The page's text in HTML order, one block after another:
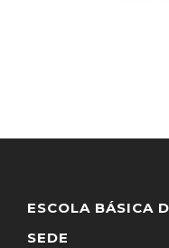
ESCOLA BÁSICA
SEDE